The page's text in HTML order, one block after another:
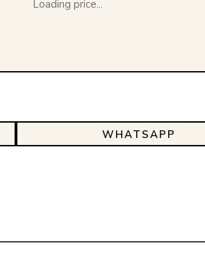
Loading price...
WHATSAPP